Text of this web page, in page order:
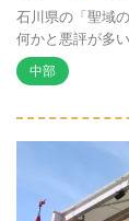
石川県の「聖域
何かと悪評が多
中部